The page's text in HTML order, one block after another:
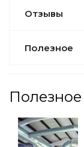
Отзывы
Полезное
Полезное